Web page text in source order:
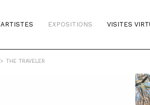
ARTISTES EXPOSITIONS VISITES
> THE TRAVELER